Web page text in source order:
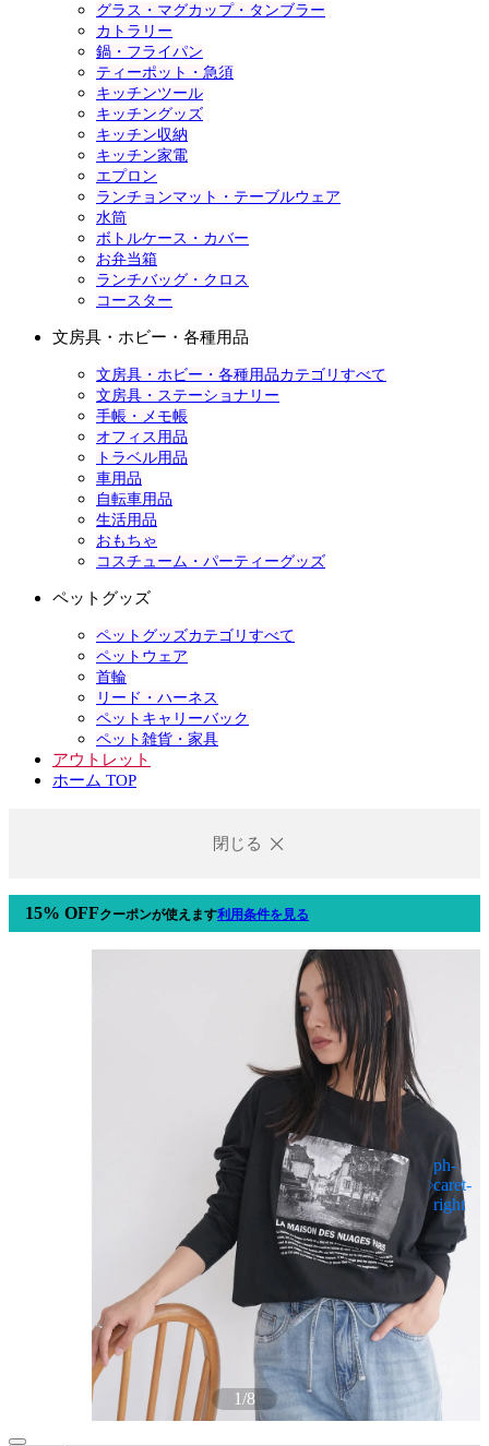
グラス・マグカップ・タンブラー
カトラリー
鍋・フライパン
ティーポット・急須
キッチンツール
キッチングッズ
キッチン収納
キッチン家電
エプロン
ランチョンマット・テーブルウェア
水筒
ボトルケース・カバー
お弁当箱
ランチバッグ・クロス
コースター
文房具・ホビー・各種用品
文房具・ホビー・各種用品カテゴリすべて
文房具・ステーショナリー
手帳・メモ帳
オフィス用品
トラベル用品
車用品
自転車用品
生活用品
おもちゃ
コスチューム・パーティーグッズ
ペットグッズ
ペットグッズカテゴリすべて
ペットウェア
首輪
リード・ハーネス
ペットキャリーバック
ペット雑貨・家具
アウトレット
ホーム TOP
閉じる
15% OFFクーポンが使えます利用条件を見る
1/8